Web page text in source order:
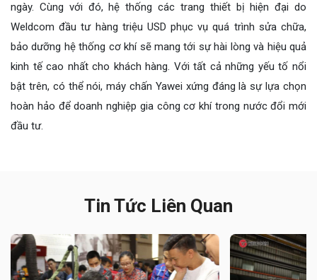
ngày. Cùng với đó, hệ thống các trang thiết bị hiện đại do
Weldcom đầu tư hàng triệu USD phục vụ quá trình sửa chữa,
bảo dưỡng hệ thống cơ khí sẽ mang tới sự hài lòng và hiệu quả
kinh tế cao nhất cho khách hàng. Với tất cả những yếu tố nổi
bật trên, có thể nói, máy chấn Yawei xứng đáng là sự lựa chọn
hoàn hảo để doanh nghiệp gia công cơ khí trong nước đổi mới
đầu tư.
Tin Tức Liên Quan